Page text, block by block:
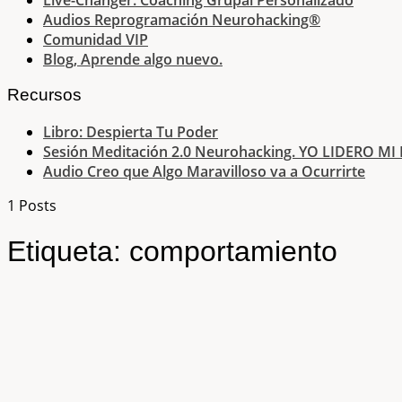
Audios Reprogramación Neurohacking®
Comunidad VIP
Blog, Aprende algo nuevo.
Recursos
Libro: Despierta Tu Poder
Sesión Meditación 2.0 Neurohacking. YO LIDERO MI
Audio Creo que Algo Maravilloso va a Ocurrirte
1 Posts
Etiqueta: comportamiento